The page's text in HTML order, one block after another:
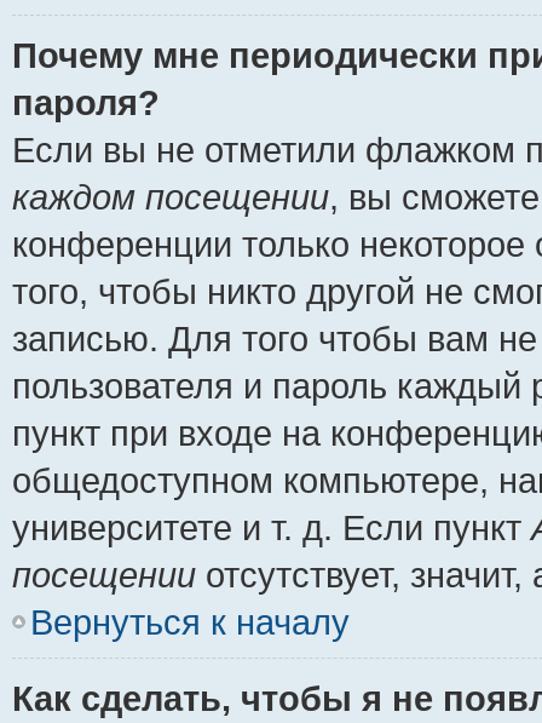
Почему мне периодически
пароля?
Если вы не отметили флажком
каждом посещении, вы
конференции только
того, чтобы никто другой не
записью. Для того чтобы вам
пользователя и пароль
пункт при входе на
общедоступном компьютере,
университете и т. д. Если пункт
посещении отсутствует,
Вернуться к началу
Как сделать, чтобы я не